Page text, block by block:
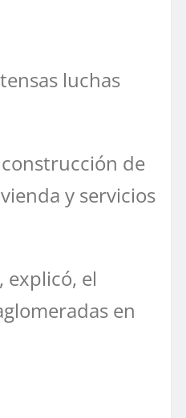
luchas
de
y servicios
el
en